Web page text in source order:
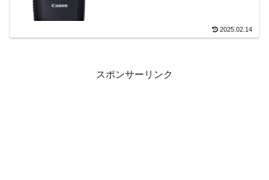
2025.02.14
スポンサーリンク